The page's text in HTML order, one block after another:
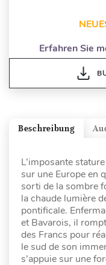
Erfahren Sie
Beschreibung
L’imposante
sur une Europe en
sorti de la sombre
la chaude lumière
pontificale.
et Bavarois, il
des Francs pour
le sud de son
s’appuie sur une